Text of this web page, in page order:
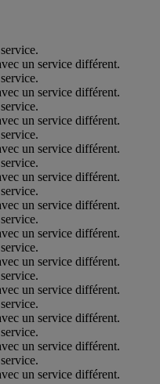
un service différent.
un service différent.
un service différent.
un service différent.
un service différent.
un service différent.
un service différent.
un service différent.
un service différent.
un service différent.
un service différent.
un service différent.